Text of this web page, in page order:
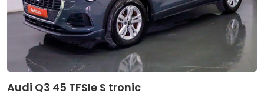
Audi Q3 45 TFSIe S tronic